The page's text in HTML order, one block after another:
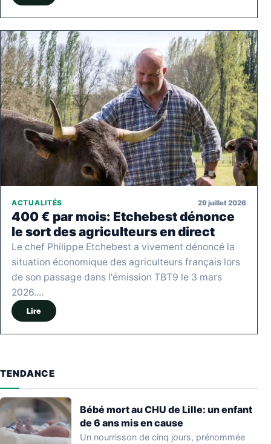
ACTUALITÉS 29 juillet 2026
400 € par mois: Etchebest dénonce
le sort des agriculteurs en direct
Le chef Philippe Etchebest a vivement dénoncé la
situation économique des agriculteurs français lors
de son passage dans l'émission TBT9 le 3 mars
2026.…
Lire
TENDANCE
Bébé mort au CHU de Lille: un enfant
de 6 ans mis en cause
Un nourrisson de cinq jours, prénommée